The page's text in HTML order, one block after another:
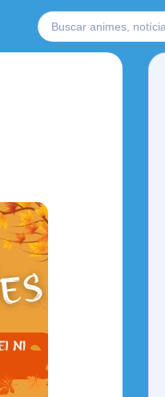
Buscar no site